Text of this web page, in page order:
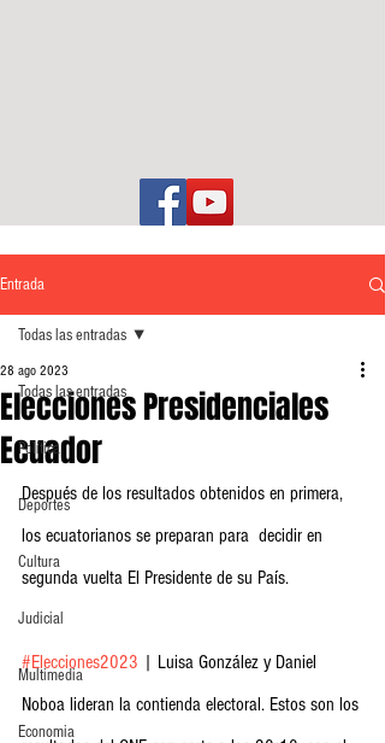
Entrada
Todas las entradas
Política
Deportes
Cultura
Judicial
Multimedia
Economia
Todas las entradas
Elecciones Presidenciales
Ecuador
28 ago 2023
Después de los resultados obtenidos en primera,
los ecuatorianos se preparan para  decidir en
segunda vuelta El Presidente de su País.
#Elecciones2023 | Luisa González y Daniel
Noboa lideran la contienda electoral. Estos son los